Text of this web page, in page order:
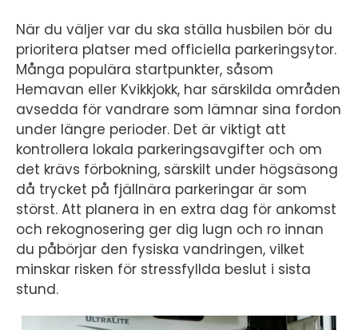
När du väljer var du ska ställa husbilen bör du
prioritera platser med officiella parkeringsytor.
Många populära startpunkter, såsom
Hemavan eller Kvikkjokk, har särskilda områden
avsedda för vandrare som lämnar sina fordon
under längre perioder. Det är viktigt att
kontrollera lokala parkeringsavgifter och om
det krävs förbokning, särskilt under högsäsong
då trycket på fjällnära parkeringar är som
störst. Att planera in en extra dag för ankomst
och rekognosering ger dig lugn och ro innan
du påbörjar den fysiska vandringen, vilket
minskar risken för stressfyllda beslut i sista
stund.